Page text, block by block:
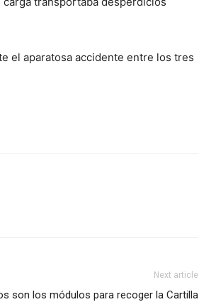
el aparatosa accidente entre los tres
Next article
son los módulos para recoger la Cartilla